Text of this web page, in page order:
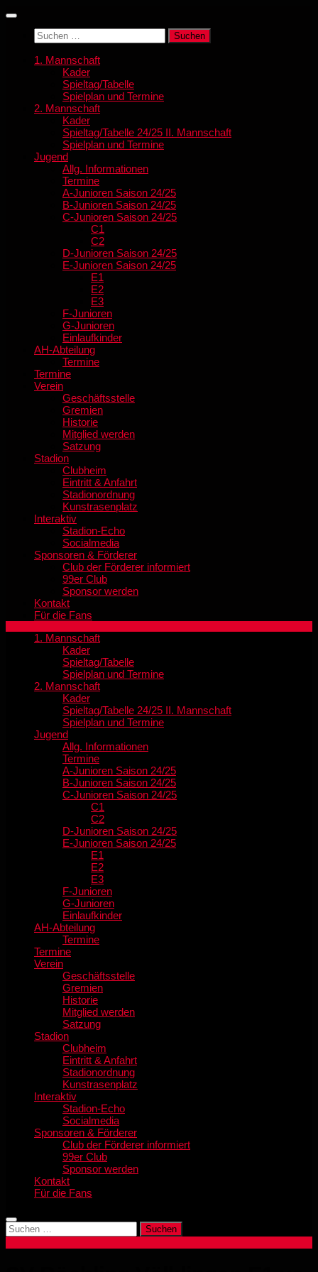
Zum
springenSuchen
nach:
1. Mannschaft
Kader
Spieltag/Tabelle
Spielplan und Termine
2. Mannschaft
Kader
Spieltag/Tabelle 24/25 II. Mannschaft
Spielplan und Termine
Jugend
Allg. Informationen
Termine
A-Junioren Saison 24/25
B-Junioren Saison 24/25
C-Junioren Saison 24/25
C1
C2
D-Junioren Saison 24/25
E-Junioren Saison 24/25
E1
E2
E3
F-Junioren
G-Junioren
Einlaufkinder
AH-Abteilung
Termine
Termine
Verein
Geschäftsstelle
Gremien
Historie
Mitglied werden
Satzung
Stadion
Clubheim
Eintritt & Anfahrt
Stadionordnung
Kunstrasenplatz
Interaktiv
Stadion-Echo
Socialmedia
Sponsoren & Förderer
Club der Förderer informiert
99er Club
Sponsor werden
Kontakt
Für die Fans
1. Mannschaft
Kader
Spieltag/Tabelle
Spielplan und Termine
2. Mannschaft
Kader
Spieltag/Tabelle 24/25 II. Mannschaft
Spielplan und Termine
Jugend
Allg. Informationen
Termine
A-Junioren Saison 24/25
B-Junioren Saison 24/25
C-Junioren Saison 24/25
C1
C2
D-Junioren Saison 24/25
E-Junioren Saison 24/25
E1
E2
E3
F-Junioren
G-Junioren
Einlaufkinder
AH-Abteilung
Termine
Termine
Verein
Geschäftsstelle
Gremien
Historie
Mitglied werden
Satzung
Stadion
Clubheim
Eintritt & Anfahrt
Stadionordnung
Kunstrasenplatz
Interaktiv
Stadion-Echo
Socialmedia
Sponsoren & Förderer
Club der Förderer informiert
99er Club
Sponsor werden
Kontakt
Für die Fans
Suchen
nach: